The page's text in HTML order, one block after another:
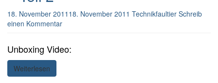
18. November 2011 18. November 2011 Technikfaultier Schreib
einen Kommentar
Unboxing Video:
Weiterlesen